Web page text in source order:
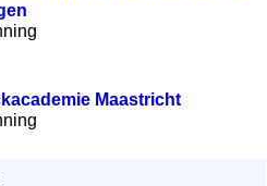
Maastricht